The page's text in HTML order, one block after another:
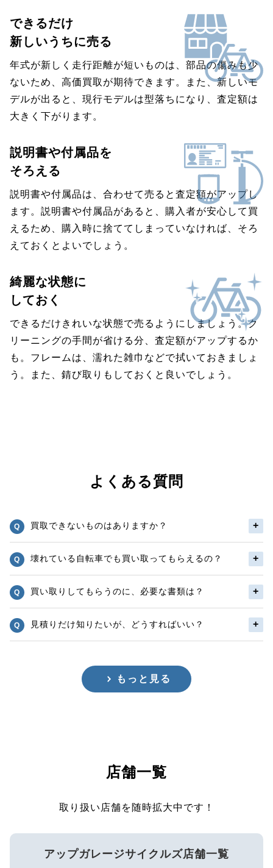
できるだけ
新しいうちに売る
年式が新しく走行距離が短いものは、部品の傷みも少
ないため、高価買取が期待できます。また、新しいモ
デルが出ると、現行モデルは型落ちになり、査定額は
大きく下がります。
説明書や付属品を
そろえる
説明書や付属品は、合わせて売ると査定額がアップし
ます。説明書や付属品があると、購入者が安心して買
えるため、購入時に捨ててしまっていなければ、そろ
えておくとよいでしょう。
綺麗な状態に
しておく
できるだけきれいな状態で売るようにしましょう。ク
リーニングの手間が省ける分、査定額がアップするか
も。フレームは、濡れた雑巾などで拭いておきましょ
う。また、錆び取りもしておくと良いでしょう。
よくある質問
買取できないものはありますか？
壊れている自転車でも買い取ってもらえるの？
買い取りしてもらうのに、必要な書類は？
見積りだけ知りたいが、どうすればいい？
もっと見る
店舗一覧
取り扱い店舗を随時拡大中です！
アップガレージサイクルズ店舗一覧